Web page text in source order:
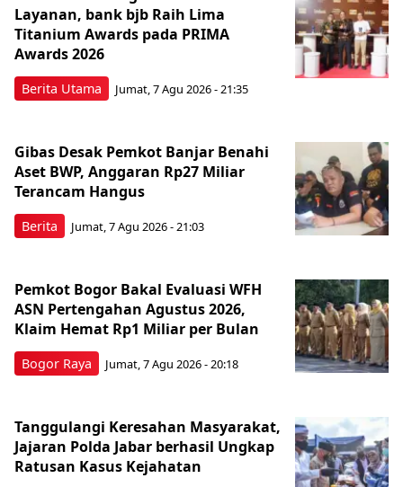
Berita Utama
Layanan, bank bjb Raih Lima
Titanium Awards pada PRIMA
Awards 2026
Jumat, 7 Agu 2026 - 21:35
Berita
Gibas Desak Pemkot Banjar Benahi
Aset BWP, Anggaran Rp27 Miliar
Terancam Hangus
Jumat, 7 Agu 2026 - 21:03
Bogor Raya
Pemkot Bogor Bakal Evaluasi WFH
ASN Pertengahan Agustus 2026,
Klaim Hemat Rp1 Miliar per Bulan
Jumat, 7 Agu 2026 - 20:18
Tanggulangi Keresahan Masyarakat,
Jajaran Polda Jabar berhasil Ungkap
Ratusan Kasus Kejahatan